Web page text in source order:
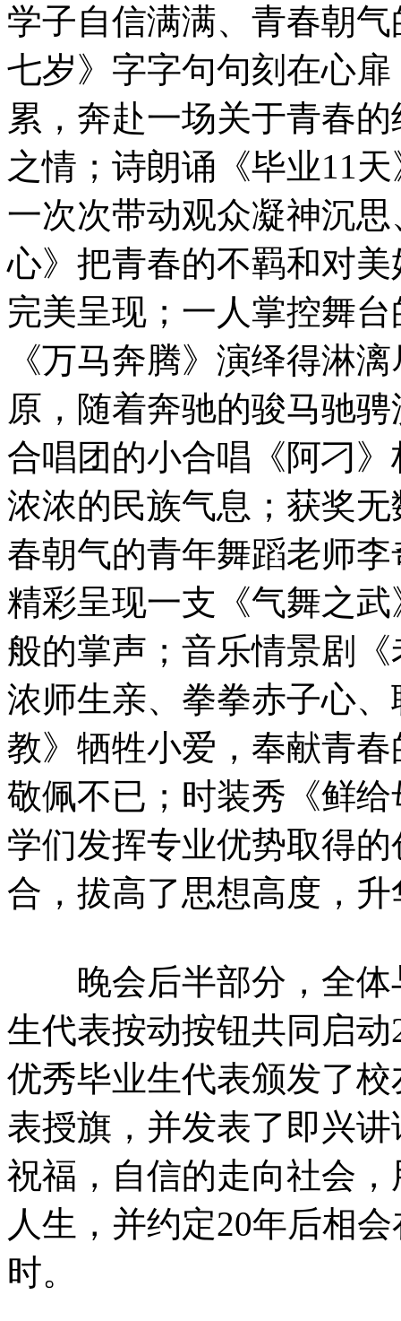
学子自信满满、青春朝
七岁》字字句句刻在心
累，奔赴一场关于青春
之情；诗朗诵《毕业11
一次次带动观众凝神沉
心》把青春的不羁和对
完美呈现；一人掌控舞
《万马奔腾》演绎得淋
原，随着奔驰的骏马驰
合唱团的小合唱《阿刁
浓浓的民族气息；获奖
春朝气的青年舞蹈老师
精彩呈现一支《气舞之
般的掌声；音乐情景剧
浓师生亲、拳拳赤子心
教》牺牲小爱，奉献青
敬佩不已；时装秀《鲜
学们发挥专业优势取得
合，拔高了思想高度，
晚会后半部分，全体
生代表按动按钮共同启
优秀毕业生代表颁发了
表授旗，并发表了即兴
祝福，自信的走向社会
人生，并约定20年后相
时。